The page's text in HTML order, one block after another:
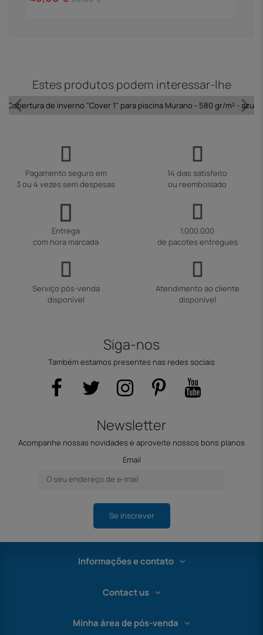
Estes produtos podem interessar-lhe
Cobertura de inverno "Cover 1" para piscina Murano - 580 gr/m² - azul
Pagamento seguro em
3 ou 4 vezes sem despesas
14 dias satisfeito
ou reembolsado
Entrega
com hora marcada
1.000.000
de pacotes entregues
Serviço pós-venda
disponível
Atendimento ao cliente
disponível
Siga-nos
Também estamos presentes nas redes sociais
Newsletter
Acompanhe nossas novidades e aproveite nossos bons planos
Email
Se inscrever
Informações e contato
Contact us
Minha área de pós-venda